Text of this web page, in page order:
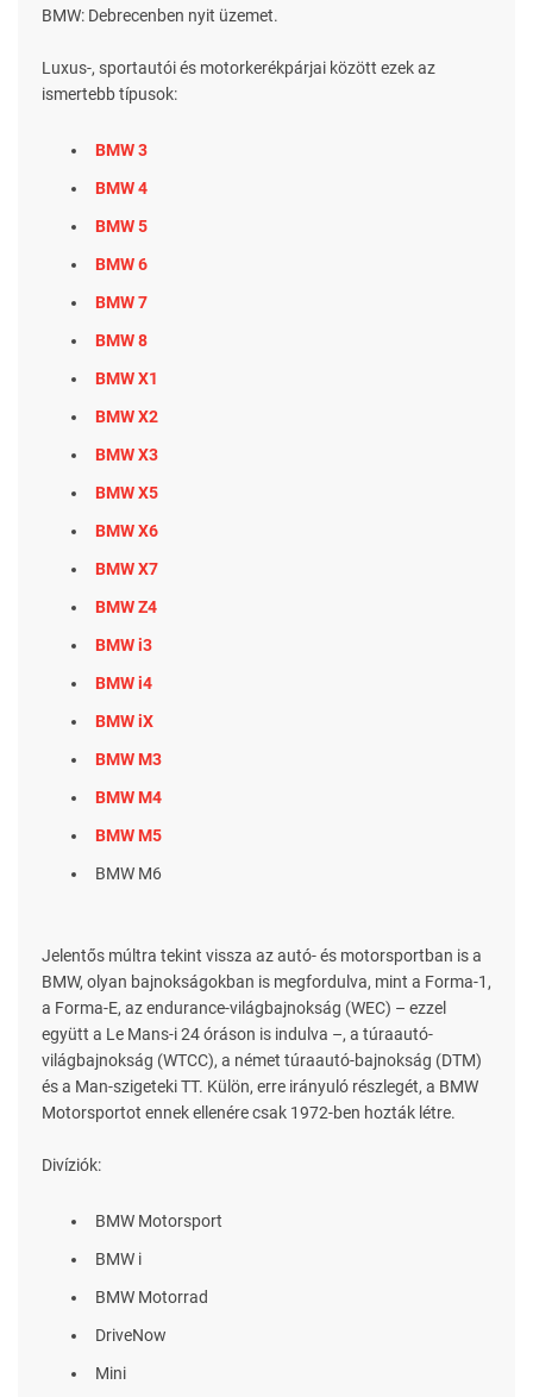
BMW: Debrecenben nyit üzemet.
Luxus-, sportautói és motorkerékpárjai között ezek az
ismertebb típusok:
BMW 3
BMW 4
BMW 5
BMW 6
BMW 7
BMW 8
BMW X1
BMW X2
BMW X3
BMW X5
BMW X6
BMW X7
BMW Z4
BMW i3
BMW i4
BMW iX
BMW M3
BMW M4
BMW M5
BMW M6
Jelentős múltra tekint vissza az autó- és motorsportban is a
BMW, olyan bajnokságokban is megfordulva, mint a Forma-1,
a Forma-E, az endurance-világbajnokság (WEC) – ezzel
együtt a Le Mans-i 24 óráson is indulva –, a túraautó-
világbajnokság (WTCC), a német túraautó-bajnokság (DTM)
és a Man-szigeteki TT. Külön, erre irányuló részlegét, a BMW
Motorsportot ennek ellenére csak 1972-ben hozták létre.
Divíziók:
BMW Motorsport
BMW i
BMW Motorrad
DriveNow
Mini